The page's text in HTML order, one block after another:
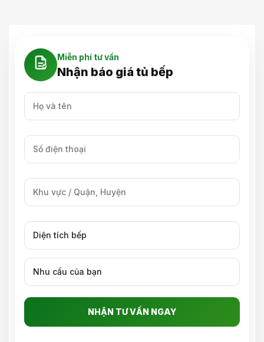
Miễn phí tư vấn
Nhận báo giá tủ bếp